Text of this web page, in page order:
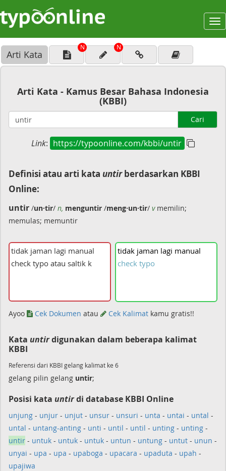
Arti Kata
N N
Arti Kata - Kamus Besar Bahasa Indonesia
(KBBI)
Cari
Link: https://typoonline.com/kbbi/untir
Definisi atau arti kata untirberdasarkan KBBI
Online:
untir /un·tir/ n, menguntir /meng·un·tir/ vmemilin;
memulas; memuntir
tidak jaman lagi manual
check typo
Ayoo Cek Dokumen atau Cek Kalimat kamu gratis!!
Kata untirdigunakan dalam beberapa kalimat
KBBI
Referensi dari KBBI gelang kalimat ke 6
gelang pilin gelang untir;
Posisi kata untirdi database KBBI Online
unjung - unjur - unjut - unsur - unsuri - unta - untai - untal -
untal - untang-anting - unti - until - until - unting - unting -
untir - untuk - untuk - untuk - untun - untung - untut - unun -
unyai - upa - upa - upaboga - upacara - upaduta - upah -
upajiwa